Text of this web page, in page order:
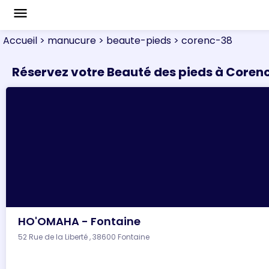
menu
Accueil > manucure > beaute-pieds > corenc-38
Réservez votre Beauté des pieds à
HO'OMAHA - Fontaine
52 Rue de la Liberté , 38600 Fontaine